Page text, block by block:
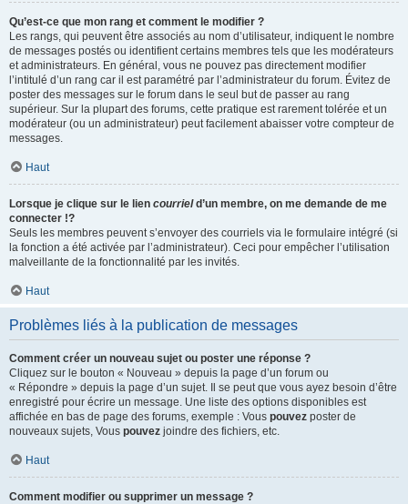
Qu’est-ce que mon rang et comment le modifier ?
Les rangs, qui peuvent être associés au nom d’utilisateur, indiquent le nombre
de messages postés ou identifient certains membres tels que les modérateurs
et administrateurs. En général, vous ne pouvez pas directement modifier
l’intitulé d’un rang car il est paramétré par l’administrateur du forum. Évitez de
poster des messages sur le forum dans le seul but de passer au rang
supérieur. Sur la plupart des forums, cette pratique est rarement tolérée et un
modérateur (ou un administrateur) peut facilement abaisser votre compteur de
messages.
Haut
Lorsque je clique sur le lien courrield’un membre, on me demande de me
connecter !?
Seuls les membres peuvent s’envoyer des courriels via le formulaire intégré (si
la fonction a été activée par l’administrateur). Ceci pour empêcher l’utilisation
malveillante de la fonctionnalité par les invités.
Haut
Problèmes liés à la publication de messages
Comment créer un nouveau sujet ou poster une réponse ?
Cliquez sur le bouton « Nouveau » depuis la page d’un forum ou
« Répondre » depuis la page d’un sujet. Il se peut que vous ayez besoin d’être
enregistré pour écrire un message. Une liste des options disponibles est
affichée en bas de page des forums, exemple : Vous pouvez poster de
nouveaux sujets, Vous pouvez joindre des fichiers, etc.
Haut
Comment modifier ou supprimer un message ?